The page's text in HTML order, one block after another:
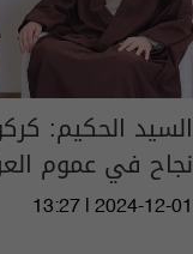
السيد الحكيم:
نجاح في عموم
13:27 | 2024-12-01